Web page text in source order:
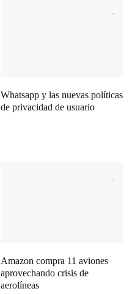
Whatsapp y las nuevas políticas
de privacidad de usuario
Amazon compra 11 aviones
aprovechando crisis de
aerolíneas